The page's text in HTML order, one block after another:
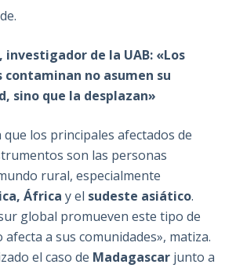
investigador de la UAB: «Los
contaminan no asumen su
sino que la desplazan»
los principales afectados de
son las personas
rural, especialmente
África y el sudeste asiático.
global promueven este tipo de
a sus comunidades», matiza.
el caso de Madagascar junto a